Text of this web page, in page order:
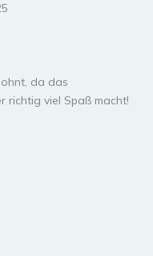
da das
richtig viel Spaß macht!